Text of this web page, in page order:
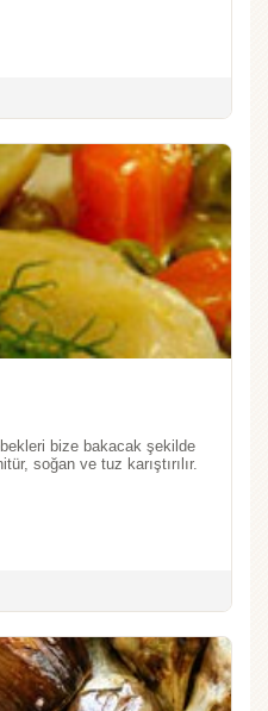
bize bakacak şekilde
soğan ve tuz karıştırılır.